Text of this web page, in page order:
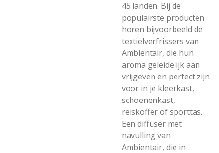
45 landen. Bij de
populairste producten
horen bijvoorbeeld de
textielverfrissers van
Ambientair, die hun
aroma geleidelijk aan
vrijgeven en perfect zijn
voor in je kleerkast,
schoenenkast,
reiskoffer of sporttas.
Een diffuser met
navulling van
Ambientair, die in